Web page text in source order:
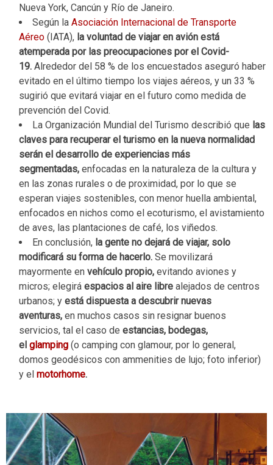
Nueva York, Cancún y Río de Janeiro.
Según la Asociación Internacional de Transporte
Aéreo (IATA), la voluntad de viajar en avión está
atemperada por las preocupaciones por el Covid-
19. Alrededor del 58 % de los encuestados aseguró haber
evitado en el último tiempo los viajes aéreos, y un 33 %
sugirió que evitará viajar en el futuro como medida de
prevención del Covid.
La Organización Mundial del Turismo describió que las
claves para recuperar el turismo en la nueva normalidad
serán el desarrollo de experiencias más
segmentadas, enfocadas en la naturaleza de la cultura y
en las zonas rurales o de proximidad, por lo que se
esperan viajes sostenibles, con menor huella ambiental,
enfocados en nichos como el ecoturismo, el avistamiento
de aves, las plantaciones de café, los viñedos.
En conclusión, la gente no dejará de viajar, solo
modificará su forma de hacerlo. Se movilizará
mayormente en vehículo propio, evitando aviones y
micros; elegirá espacios al aire libre alejados de centros
urbanos; y está dispuesta a descubrir nuevas
aventuras, en muchos casos sin resignar buenos
servicios, tal el caso de estancias, bodegas,
el glamping (o camping con glamour, por lo general,
domos geodésicos con ammenities de lujo; foto inferior)
y el motorhome.